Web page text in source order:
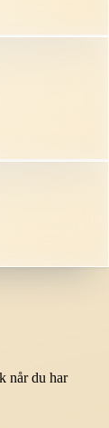
når du har